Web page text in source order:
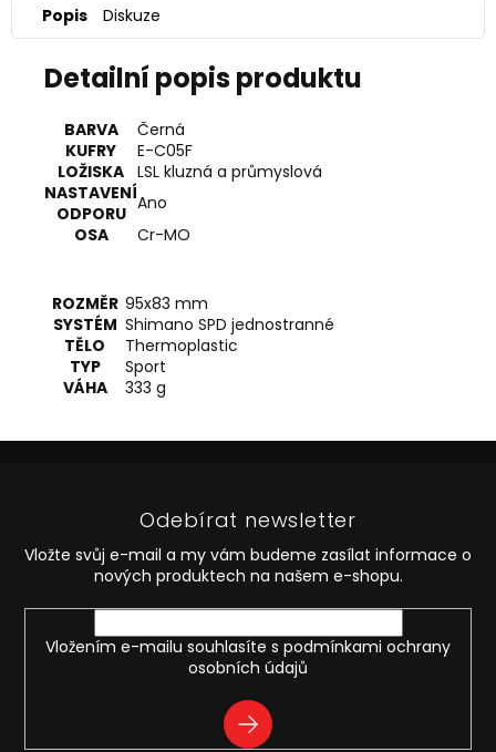
Popis Diskuze
Detailní popis produktu
BARVA
Černá
KUFRY
E-C05F
LOŽISKA LSL kluzná a průmyslová
NASTAVENÍ
ODPORU Ano
OSA
Cr-MO
ROZMĚR 95x83 mm
SYSTÉM Shimano SPD jednostranné
TĚLO
Thermoplastic
TYP
Sport
VÁHA
333 g
Odebírat newsletter
Vložte svůj e-mail a my vám budeme zasílat informace o
nových produktech na našem e-shopu.
Vložením e-mailu souhlasíte s podmínkami ochrany
osobních údajů
PŘIHLÁSIT
SE